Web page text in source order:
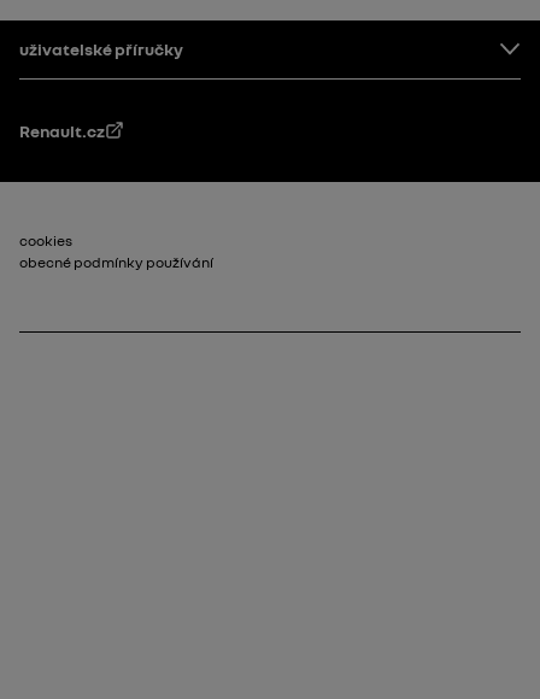
Patička
uživatelské příručky
Renault.cz
Patička_2
cookies
obecné podmínky používání